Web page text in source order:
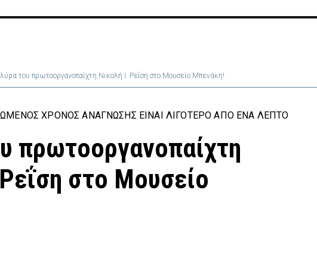
του πρωτοοργανοπαίχτη Νικολή Ι. Ρεΐση στο Μουσείο Μπενάκη!
ΧΡΌΝΟΣ ΑΝΆΓΝΩΣΗΣ ΕΊΝΑΙ ΛΙΓΌΤΕΡΟ ΑΠΌ ΈΝΑ ΛΕΠΤΌ
πρωτοοργανοπαίχτη
στο Μουσείο